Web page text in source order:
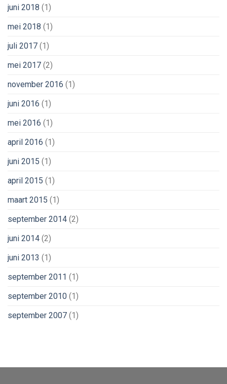
juni 2018 (1)
mei 2018 (1)
juli 2017 (1)
mei 2017 (2)
november 2016 (1)
juni 2016 (1)
mei 2016 (1)
april 2016 (1)
juni 2015 (1)
april 2015 (1)
maart 2015 (1)
september 2014 (2)
juni 2014 (2)
juni 2013 (1)
september 2011 (1)
september 2010 (1)
september 2007 (1)